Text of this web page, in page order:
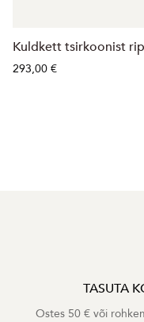
Kuldkett tsirkoonist
293,00 €
TASUTA
Ostes 50 € või